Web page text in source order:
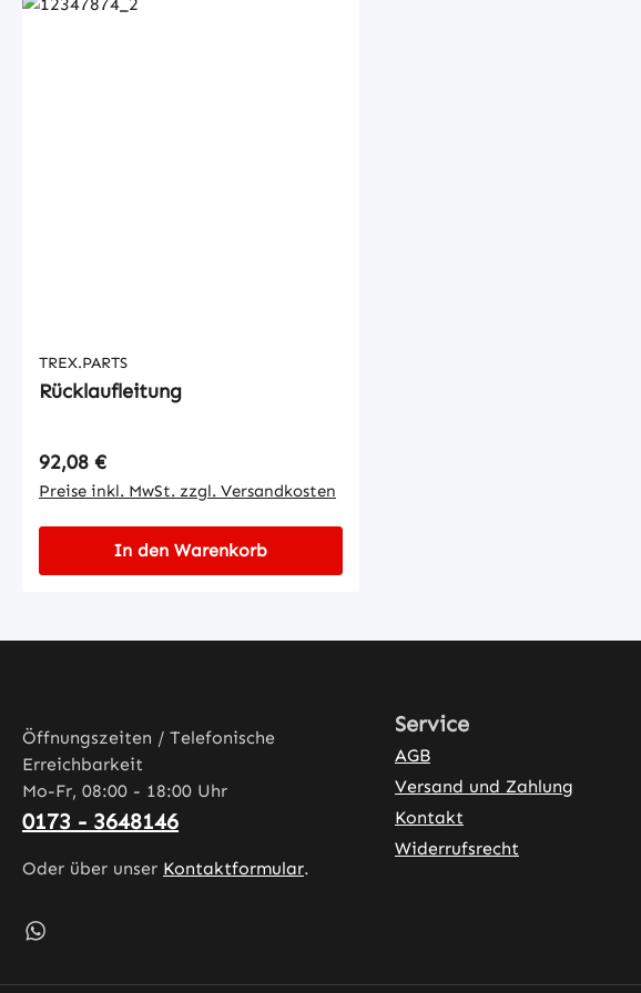
TREX.PARTS
Rücklaufleitung
Regulärer Preis:
92,08 €
Preise inkl. MwSt. zzgl. Versandkosten
In den Warenkorb
Öffnungszeiten / Telefonische
Erreichbarkeit
Mo-Fr, 08:00 - 18:00 Uhr
0173 - 3648146
Oder über unser Kontaktformular.
Schreib uns auf WhatsApp – öffnet in neuem Tab (externer Link)
Service
AGB
Versand und Zahlung
Kontakt
Widerrufsrecht